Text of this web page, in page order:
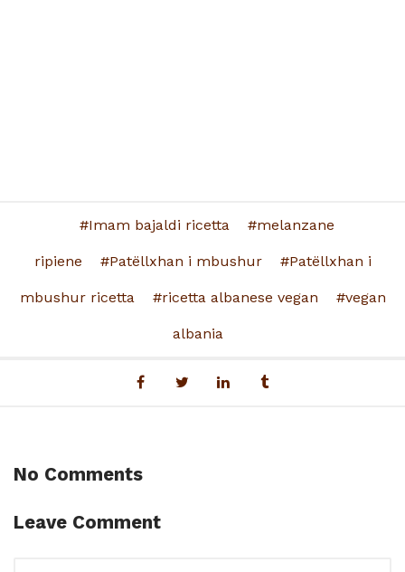
Imam bajaldi ricetta melanzane
ripiene Patëllxhan i mbushur Patëllxhan i
mbushur ricetta ricetta albanese vegan vegan
albania
No Comments
Leave Comment